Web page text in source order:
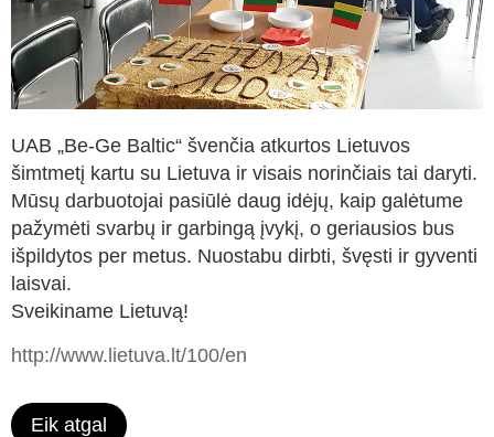
UAB „Be-Ge Baltic“ švenčia atkurtos Lietuvos
šimtmetį kartu su Lietuva ir visais norinčiais tai daryti.
Mūsų darbuotojai pasiūlė daug idėjų, kaip galėtume
pažymėti svarbų ir garbingą įvykį, o geriausios bus
išpildytos per metus. Nuostabu dirbti, švęsti ir gyventi
laisvai.
Sveikiname Lietuvą!
http://www.lietuva.lt/100/en
Eik atgal